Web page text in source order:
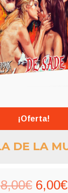
¡Oferta!
DE LA
8,00€ El
6,00€